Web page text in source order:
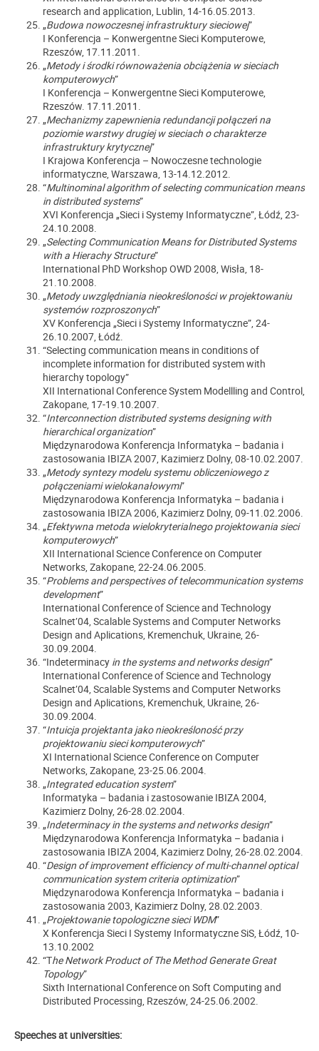
research and application, Lublin, 14-16.05.2013.
„Budowa nowoczesnej infrastruktury sieciowej”
I Konferencja – Konwergentne Sieci Komputerowe,
Rzeszów, 17.11.2011.
„Metody i środki równoważenia obciążenia w sieciach
komputerowych”
I Konferencja – Konwergentne Sieci Komputerowe,
Rzeszów. 17.11.2011.
„Mechanizmy zapewnienia redundancji połączeń na
poziomie warstwy drugiej w sieciach o charakterze
infrastruktury krytycznej”
I Krajowa Konferencja – Nowoczesne technologie
informatyczne, Warszawa, 13-14.12.2012.
“Multinominal algorithm of selecting communication means
in distributed systems”
XVI Konferencja „Sieci i Systemy Informatyczne”, Łódź, 23-
24.10.2008.
„Selecting Communication Means for Distributed Systems
with a Hierachy Structure”
International PhD Workshop OWD 2008, Wisła, 18-
21.10.2008.
„Metody uwzględniania nieokreśloności w projektowaniu
systemów rozproszonych”
XV Konferencja „Sieci i Systemy Informatyczne”, 24-
26.10.2007, Łódź.
“Selecting communication means in conditions of
incomplete information for distributed system with
hierarchy topology”
XII International Conference System Modellling and Control,
Zakopane, 17-19.10.2007.
“Interconnection distributed systems designing with
hierarchical organization”
Międzynarodowa Konferencja Informatyka – badania i
zastosowania IBIZA 2007, Kazimierz Dolny, 08-10.02.2007.
„Metody syntezy modelu systemu obliczeniowego z
połączeniami wielokanałowymi”
Międzynarodowa Konferencja Informatyka – badania i
zastosowania IBIZA 2006, Kazimierz Dolny, 09-11.02.2006.
„Efektywna metoda wielokryterialnego projektowania sieci
komputerowych”
XII International Science Conference on Computer
Networks, Zakopane, 22-24.06.2005.
“Problems and perspectives of telecommunication systems
development”
International Conference of Science and Technology
Scalnet’04, Scalable Systems and Computer Networks
Design and Aplications, Kremenchuk, Ukraine, 26-
30.09.2004.
“Indeterminacy in the systems and networks design”
International Conference of Science and Technology
Scalnet’04, Scalable Systems and Computer Networks
Design and Aplications, Kremenchuk, Ukraine, 26-
30.09.2004.
“Intuicja projektanta jako nieokreśloność przy
projektowaniu sieci komputerowych”
XI International Science Conference on Computer
Networks, Zakopane, 23-25.06.2004.
„Integrated education system”
Informatyka – badania i zastosowanie IBIZA 2004,
Kazimierz Dolny, 26-28.02.2004.
„Indeterminacy in the systems and networks design”
Międzynarodowa Konferencja Informatyka – badania i
zastosowania IBIZA 2004, Kazimierz Dolny, 26-28.02.2004.
“Design of improvement efficiency of multi-channel optical
communication system criteria optimization”
Międzynarodowa Konferencja Informatyka – badania i
zastosowania 2003, Kazimierz Dolny, 28.02.2003.
„Projektowanie topologiczne sieci WDM”
X Konferencja Sieci I Systemy Informatyczne SiS, Łódź, 10-
13.10.2002
“The Network Product of The Method Generate Great
Topology”
Sixth International Conference on Soft Computing and
Distributed Processing, Rzeszów, 24-25.06.2002.
Speeches at universities: